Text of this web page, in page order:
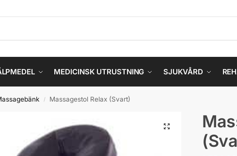
MEDICINSK UTRUSTNING SJUKVÅRD
/ Massagestol Relax (Svart)